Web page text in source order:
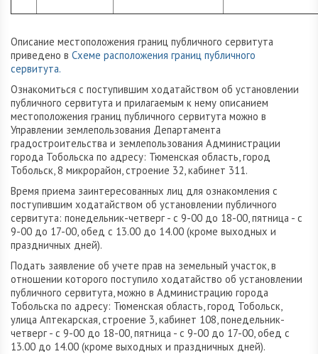
Описание местоположения границ публичного сервитута
приведено в Схеме расположения границ публичного
сервитута.
Ознакомиться с поступившим ходатайством об установлении
публичного сервитута и прилагаемым к нему описанием
местоположения границ публичного сервитута можно в
Управлении землепользования Департамента
градостроительства и землепользования Администрации
города Тобольска по адресу: Тюменская область, город
Тобольск, 8 микрорайон, строение 32, кабинет 311.
Время приема заинтересованных лиц для ознакомления с
поступившим ходатайством об установлении публичного
сервитута: понедельник-четверг - с 9-00 до 18-00, пятница - с
9-00 до 17-00, обед с 13.00 до 14.00 (кроме выходных и
праздничных дней).
Подать заявление об учете прав на земельный участок, в
отношении которого поступило ходатайство об установлении
публичного сервитута, можно в Администрацию города
Тобольска по адресу: Тюменская область, город Тобольск,
улица Аптекарская, строение 3, кабинет 108, понедельник-
четверг - с 9-00 до 18-00, пятница - с 9-00 до 17-00, обед с
13.00 до 14.00 (кроме выходных и праздничных дней).